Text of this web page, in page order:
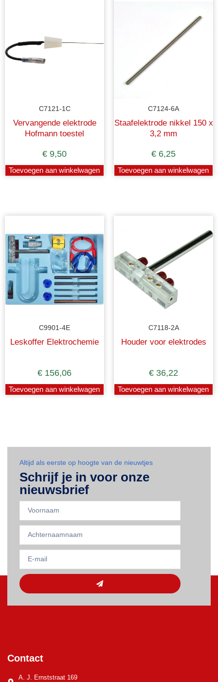
C7121-1C
Vervangende elektrode
Hofmann toestel
€ 9,50
Toevoegen aan winkelwagen
C7124-6A
Staafelektrode nikkel 150 x
3,2 mm
€ 6,25
Toevoegen aan winkelwagen
C9901-4E
Leskoffer Elektrochemie
€ 156,06
Toevoegen aan winkelwagen
C7118-2A
Houder voor elektrodes
€ 36,22
Toevoegen aan winkelwagen
Altijd als eerste op hoogte van de nieuwtjes
Schrijf je in voor onze
nieuwsbrief
Contact
A. J. Ernststraat 169